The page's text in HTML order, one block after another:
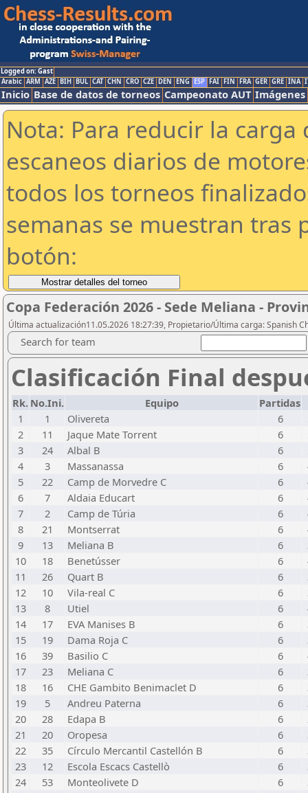
Logged on: Gast
Arabic ARM AZE BIH BUL CAT CHN CRO CZE DEN ENG ESP FAI FIN FRA GER GRE INA
Inicio Base de datos de torneos Campeonato AUT Imágenes
Nota: Para reducir la
escaneos diarios de
todos los torneos
semanas se muestran tras
botón:
Copa Federación 2026 - Sede Meliana -
Última actualización11.05.2026 18:27:39, Propietario/Última carga: Spanish
Search for team
Clasificación Final
Rk. No.Ini. Equipo Partidas
1
1 Olivereta 6
2
11 Jaque Mate Torrent 6
3
24 Albal B 6
4
3 Massanassa 6
5
22 Camp de Morvedre C 6
6
7 Aldaia Educart 6
7
2 Camp de Túria 6
8
21 Montserrat 6
9
13 Meliana B 6
10
18 Benetússer 6
11
26 Quart B 6
12
10 Vila-real C 6
13
8 Utiel 6
14
17 EVA Manises B 6
15
19 Dama Roja C 6
16
39 Basilio C 6
17
23 Meliana C 6
18
16 CHE Gambito Benimaclet D 6
19
5 Andreu Paterna 6
20
28 Edapa B 6
21
20 Oropesa 6
22
35 Círculo Mercantil Castellón B 6
23
12 Escola Escacs Castellò 6
24
53 Monteolivete D 6